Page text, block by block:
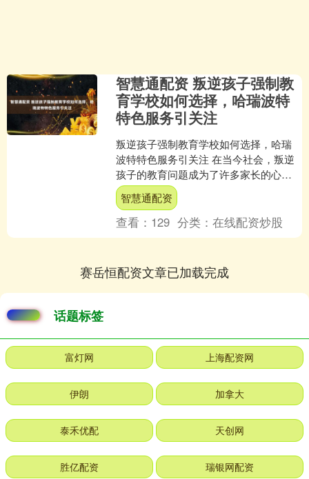
智慧通配资 叛逆孩子强制教
育学校如何选择，哈瑞波特
特色服务引关注
叛逆孩子强制教育学校如何选择，哈瑞
波特特色服务引关注 在当今社会，叛逆
孩子的教育问题成为了许多家长的心头
难题。叛逆孩子强制教育学校应运而
生，为这些家庭提供了一种....
智慧通配资
查看： 129 分类：在线配资炒股
赛岳恒配资文章已加载完成
话题标签
富灯网 上海配资网
伊朗 加拿大
泰禾优配 天创网
胜亿配资 瑞银网配资